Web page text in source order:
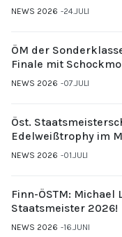
NEWS 2026 24.JULI
ÖM der
Finale mit
NEWS 2026 07.JULI
Öst.
Edelweißtrophy im
NEWS 2026 01.JULI
Finn-ÖSTM: Michael
Staatsmeister 2026!
NEWS 2026 16.JUNI